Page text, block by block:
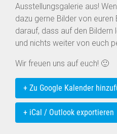
Ausstellungsgalerie aus!
dazu gerne Bilder von
darauf, dass auf den
und nichts weiter von euch
Wir freuen uns auf euch! 🙂
+ Zu Google Kalender
+ iCal / Outlook exportieren